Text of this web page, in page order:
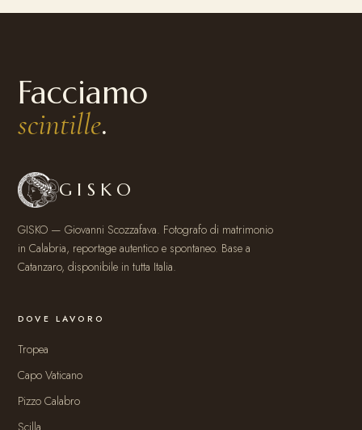
Facciamo
scintille.
GISKO
GISKO — Giovanni Scozzafava. Fotografo di matrimonio
in Calabria, reportage autentico e spontaneo. Base a
Catanzaro, disponibile in tutta Italia.
DOVE LAVORO
Tropea
Capo Vaticano
Pizzo Calabro
Scilla